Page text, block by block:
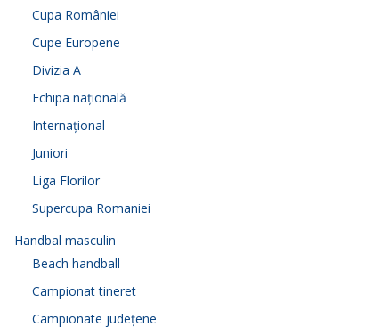
Cupa României
Cupe Europene
Divizia A
Echipa națională
Internațional
Juniori
Liga Florilor
Supercupa Romaniei
Handbal masculin
Beach handball
Campionat tineret
Campionate județene